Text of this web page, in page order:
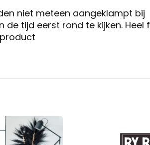
niet meteen aangeklampt bij
de tijd eerst rond te kijken. Heel